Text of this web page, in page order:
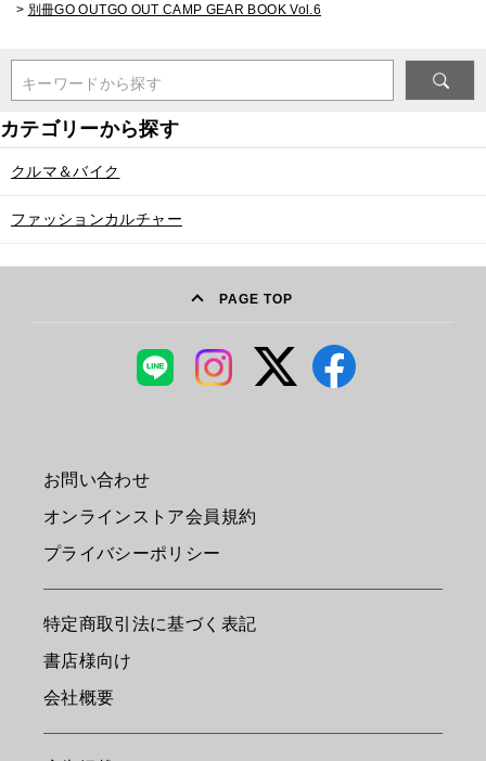
> 別冊GO OUTGO OUT CAMP GEAR BOOK Vol.6
キーワードから探す
クルマ＆バイク
ファッションカルチャー
PAGE TOP
お問い合わせ
オンラインストア会員規約
プライバシーポリシー
特定商取引法に基づく表記
書店様向け
会社概要